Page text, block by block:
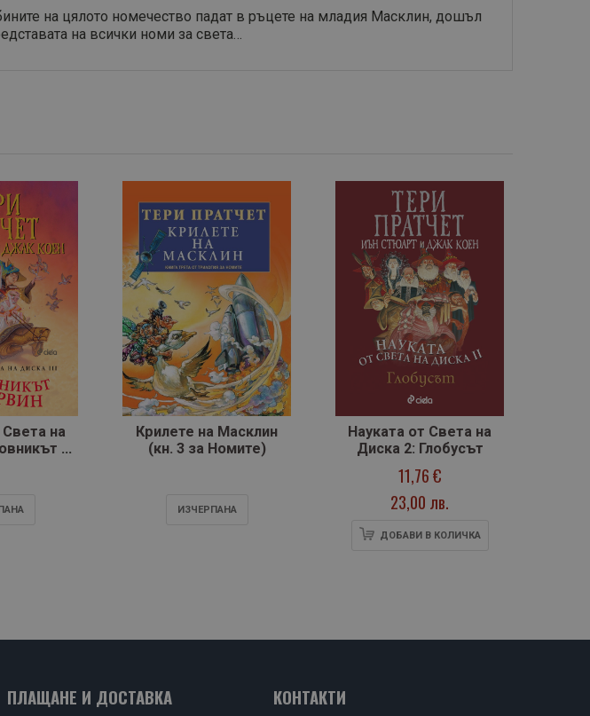
на цялото номечество падат в ръцете на младия Масклин, дошъл
на всички номи за света…
Света на
на
Крилете на Масклин
(кн. 3 за Номите)
ИЗЧЕРПАНA
Науката от Света на
Диска 2: Глобусът
11,76 €
23,00 лв.
ДОБАВИ В КОЛИЧКА
ПЛАЩАНЕ И ДОСТАВКА КОНТАКТИ